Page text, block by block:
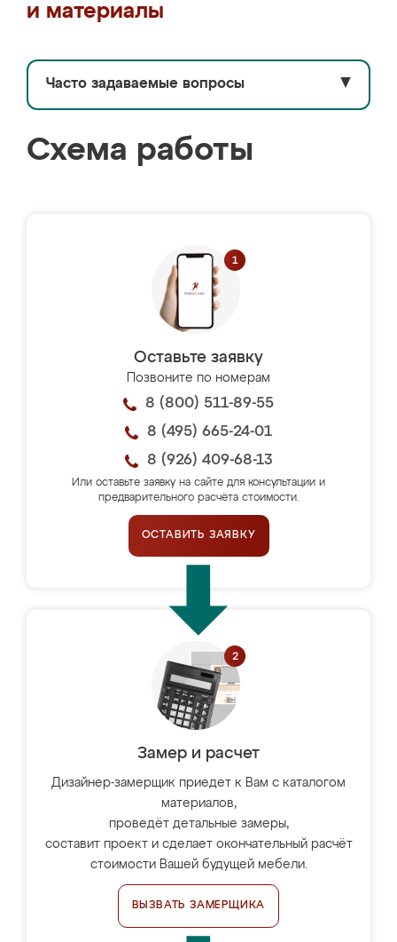
и материалы
Часто задаваемые вопросы ▼
Схема работы
Оставьте заявку
Позвоните по номерам
8 (800) 511-89-55
8 (495) 665-24-01
8 (926) 409-68-13
Или оставьте заявку на сайте для консультации и
предварительного расчёта стоимости.
ОСТАВИТЬ ЗАЯВКУ
Замер и расчет
Дизайнер-замерщик приедет к Вам с каталогом
материалов,
проведёт детальные замеры,
составит проект и сделает окончательный расчёт
стоимости Вашей будущей мебели.
ВЫЗВАТЬ ЗАМЕРЩИКА